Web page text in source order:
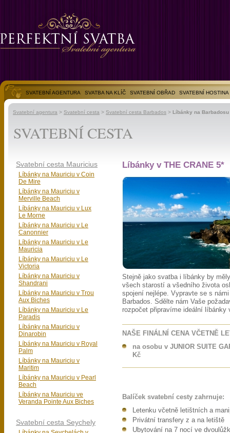
SVATEBNÍ AGENTURA SVATBA NA KLÍČ SVATEBNÍ OBŘAD
SVATEBNÍ HOSTINA
SVATEBNÍ FOTOGALERIE
Svatební agentura > Svatební cesta > Svatební cesta Barbados > Líbánky na Barbadosu
SVATEBNÍ CESTA
Líbánky v THE CRANE 5*
Stejně jako svatba i líbánky by
všech starostí a všedního života
spojení nejlépe. Vypravte se s
Barbados. Sdělte nám Vaše
rozpočet připravíme ideální
NAŠE FINÁLNÍ CENA VČETNĚ
na osobu v JUNIOR SUITE
Kč
Balíček svatební cesty zahrnuje:
Letenku včetně letištních a
Privátní transfery z a na letiště
Ubytování na 7 nocí ve
Svatební cesta Mauricius
Líbánky na Mauriciu v Coin
De Mire
Líbánky na Mauriciu v
Merville Beach
Líbánky na Mauriciu v Lux
Le Morne
Líbánky na Mauriciu v Le
Canonnier
Líbánky na Mauriciu v Le
Mauricia
Líbánky na Mauriciu v Le
Victoria
Líbánky na Mauriciu v
Shandrani
Líbánky na Mauriciu v Trou
Aux Biches
Líbánky na Mauriciu v Le
Paradis
Líbánky na Mauriciu v
Dinarobin
Líbánky na Mauriciu v Royal
Palm
Líbánky na Mauriciu v
Maritim
Líbánky na Mauriciu v Pearl
Beach
Líbánky na Mauriciu ve
Veranda Pointe Aux Biches
Svatební cesta Seychely